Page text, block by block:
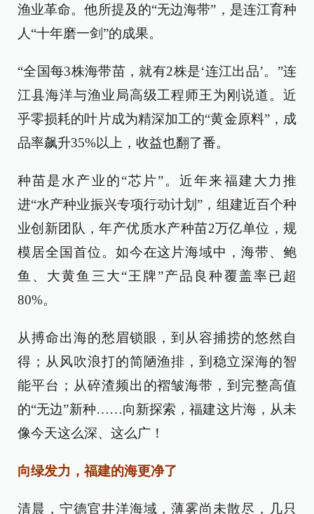
渔业革命。他所提及的“无边海带”，是连江育种
人“十年磨一剑”的成果。
“全国每3株海带苗，就有2株是‘连江出品’。”连
江县海洋与渔业局高级工程师王为刚说道。近
乎零损耗的叶片成为精深加工的“黄金原料”，成
品率飙升35%以上，收益也翻了番。
种苗是水产业的“芯片”。近年来福建大力推
进“水产种业振兴专项行动计划”，组建近百个种
业创新团队，年产优质水产种苗2万亿单位，规
模居全国首位。如今在这片海域中，海带、鲍
鱼、大黄鱼三大“王牌”产品良种覆盖率已超
80%。
从搏命出海的愁眉锁眼，到从容捕捞的悠然自
得；从风吹浪打的简陋渔排，到稳立深海的智
能平台；从碎渣频出的褶皱海带，到完整高值
的“无边”新种……向新探索，福建这片海，从未
像今天这么深、这么广！
向绿发力，福建的海更净了
清晨，宁德官井洋海域，薄雾尚未散尽，几只